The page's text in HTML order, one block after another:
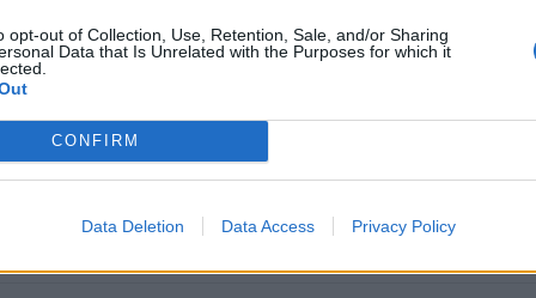
opt-out of Collection, Use, Retention, Sale, and/or Sharing
Data that Is Unrelated with the Purposes for which it
CONFIRM
Data Deletion Data Access Privacy Policy
puošęs
Ar Lietuvoje gyventi brangu?